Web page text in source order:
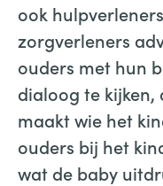
ook
zorgverleners
ouders met hun
dialoog te kijken,
maakt wie het
ouders bij het
wat de baby